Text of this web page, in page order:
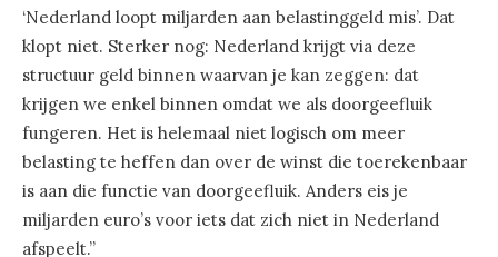
‘Nederland loopt miljarden aan belastinggeld mis’. Dat
klopt niet. Sterker nog: Nederland krijgt via deze
structuur geld binnen waarvan je kan zeggen: dat
krijgen we enkel binnen omdat we als doorgeefluik
fungeren. Het is helemaal niet logisch om meer
belasting te heffen dan over de winst die toerekenbaar
is aan die functie van doorgeefluik. Anders eis je
miljarden euro’s voor iets dat zich niet in Nederland
afspeelt.”